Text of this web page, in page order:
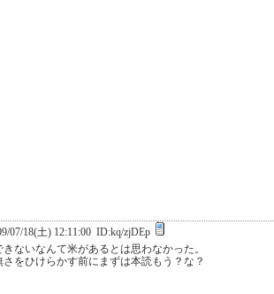
07/18(土) 12:11:00 ID:kq/zjDEp
ないなんて米があるとは思わなかった。
をひけらかす前にまずは本読もう？な？